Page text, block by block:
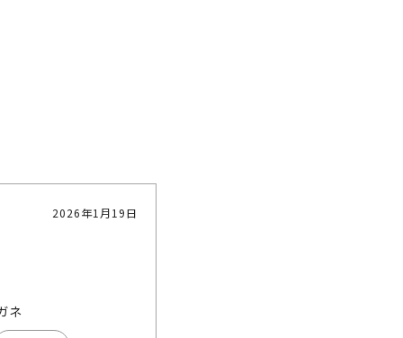
ネ
2026年1月19日